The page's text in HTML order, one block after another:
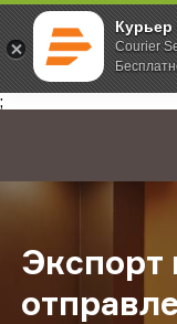
Курьер
Courier
;
Главная О